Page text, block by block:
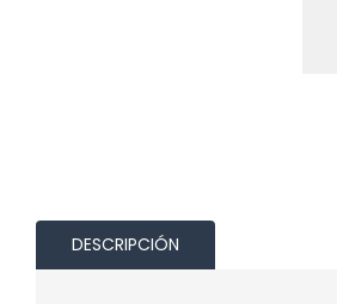
DESCRIPCIÓN